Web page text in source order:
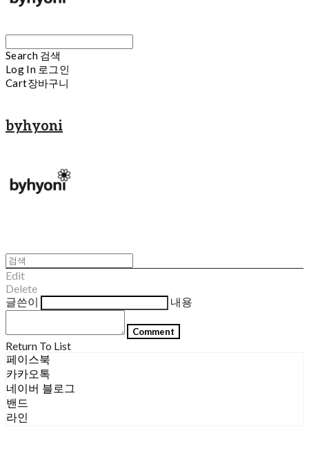
Search 검색
Log In 로그인
Cart장바구니
byhyoni
Edit
Delete
글쓴이
내용
Comment
Return To List
페이스북
카카오톡
네이버 블로그
밴드
라인